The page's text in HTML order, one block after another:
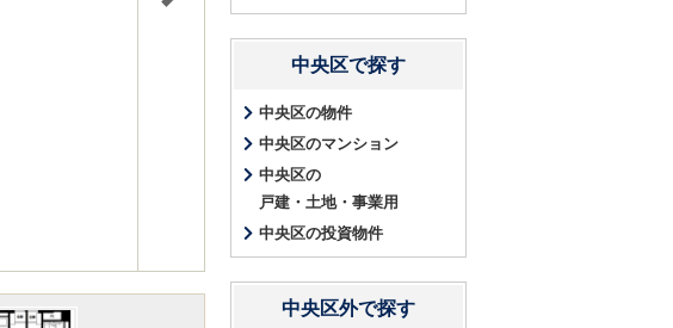
中央区で探す
中央区の物件
中央区のマンション
中央区の
戸建・土地・事業用
中央区の投資物件
中央区外で探す